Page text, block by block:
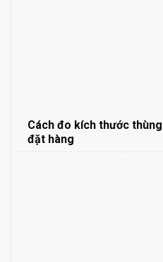
Cách đo kích thước
đặt hàng